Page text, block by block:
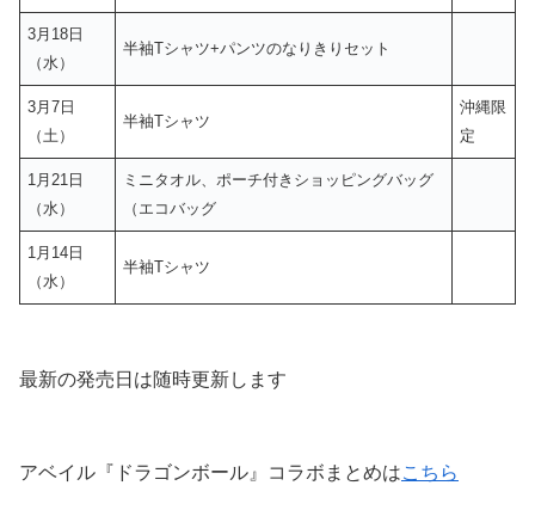
3月18日
（水）
半袖Tシャツ+パンツのなりきりセット
3月7日
（土）
半袖Tシャツ
沖縄限
定
1月21日
（水）
ミニタオル、ポーチ付きショッピングバッグ
（エコバッグ
1月14日
（水）
半袖Tシャツ
最新の発売日は随時更新します
アベイル『ドラゴンボール』コラボまとめはこちら